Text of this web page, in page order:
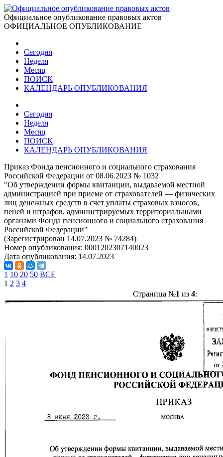
Официальное опубликование правовых актов
ОФИЦИАЛЬНОЕ ОПУБЛИКОВАНИЕ
Сегодня
Неделя
Месяц
ПОИСК
КАЛЕНДАРЬ ОПУБЛИКОВАНИЯ
Сегодня
Неделя
Месяц
ПОИСК
КАЛЕНДАРЬ ОПУБЛИКОВАНИЯ
Приказ Фонда пенсионного и социального страхования
Российской Федерации от 08.06.2023 № 1032
"Об утверждении формы квитанции, выдаваемой местной
администрацией при приеме от страхователей — физических
лиц денежных средств в счет уплаты страховых взносов,
пеней и штрафов, администрируемых территориальными
органами Фонда пенсионного и социального страхования
Российской Федерации"
(Зарегистрирован 14.07.2023 № 74284)
Номер опубликования: 0001202307140023
Дата опубликования: 14.07.2023
1 10 20 50 ВСЕ
1 2 3 4
Страница №1 из 4: